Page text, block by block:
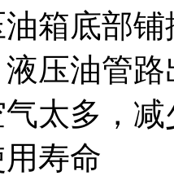
箱底部
压油管
太多，
寿命